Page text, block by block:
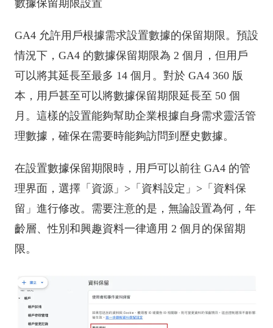
數據保留期限設置
GA4 允許用戶根據需求設置數據的保留期限。預設
情況下，GA4 的數據保留期限為 2 個月，但用戶
可以將其延長至最多 14 個月。對於 GA4 360 版
本，用戶甚至可以將數據保留期限延長至 50 個
月。這樣的設置能夠幫助企業根據自身需求靈活管
理數據，確保在需要時能夠訪問到歷史數據。
在設置數據保留期限時，用戶可以前往 GA4 的管
理界面，選擇「資源」>「資料設定」>「資料保
留」進行修改。需要注意的是，無論設置為何，年
齡層、性別和興趣資料一律適用 2 個月的保留期
限。